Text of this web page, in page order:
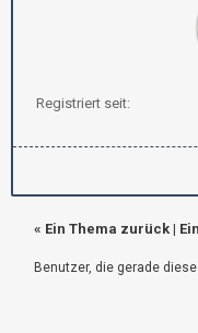
Registriert seit:
« Ein Thema zurück |
Benutzer, die gerade